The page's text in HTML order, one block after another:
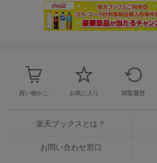
買い物かご お気に入り 閲覧履歴
楽天ブックスとは？
お問い合わせ窓口